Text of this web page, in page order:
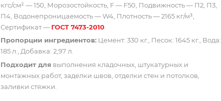
кгс/см² — 150, Морозостойкость, F — F50, Подвижность — П2, П3,
П4, Водонепроницаемость — W4, Плотность — 2165 кг/м³,
Сертификат — ГОСТ 7473-2010
Пропорции ингредиентов: Цемент: 330 кг., Песок: 1645 кг., Вода:
185 л., Добавка: 2,97 л.
Подходит для выполнения кладочных, штукатурных и
монтажных работ, заделки швов, отделки стен и потолков,
заливки стяжки.